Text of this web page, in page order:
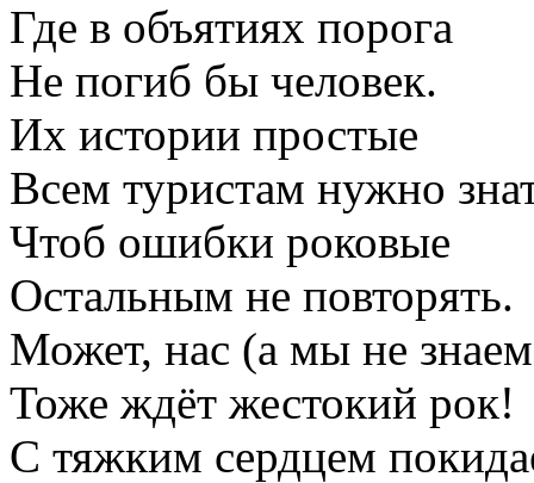
Где в объятиях порога
Не погиб бы человек.
Их истории простые
Всем туристам нужно
Чтоб ошибки роковые
Остальным не повторять.
Может, нас (а мы не
Тоже ждёт жестокий рок!
С тяжким сердцем